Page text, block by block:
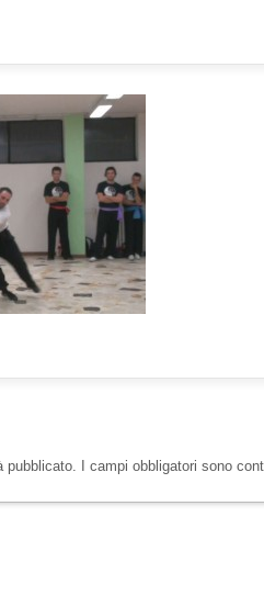
pubblicato. I campi obbligatori sono